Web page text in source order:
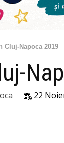
Cluj-Napoca 2019
22